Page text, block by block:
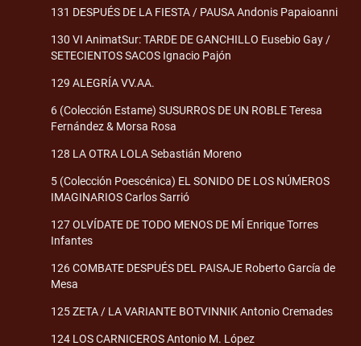
131 DESPUÉS DE LA FIESTA / PAUSA Andonis Papaioanni
130 VI AnimatSur: TARDE DE GANCHILLO Eusebio Gay /
SETECIENTOS SACOS Ignacio Pajón
129 ALEGRÍA VV.AA.
6 (Colección Estame) SUSURROS DE UN ROBLE Teresa
Fernández & Morsa Rosa
128 LA OTRA LOLA Sebastián Moreno
5 (Colección Poescénica) EL SONIDO DE LOS NÚMEROS
IMAGINARIOS Carlos Sarrió
127 OLVÍDATE DE TODO MENOS DE MÍ Enrique Torres
Infantes
126 COMBATE DESPUÉS DEL PAISAJE Roberto García de
Mesa
125 ZETA / LA VARIANTE BOTVINNIK Antonio Cremades
124 LOS CARNICEROS Antonio M. López